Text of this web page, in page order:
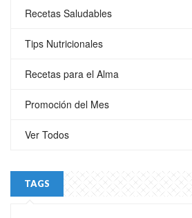
Recetas Saludables
Tips Nutricionales
Recetas para el Alma
Promoción del Mes
Ver Todos
TAGS